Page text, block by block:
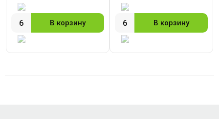
В корзину В корзину